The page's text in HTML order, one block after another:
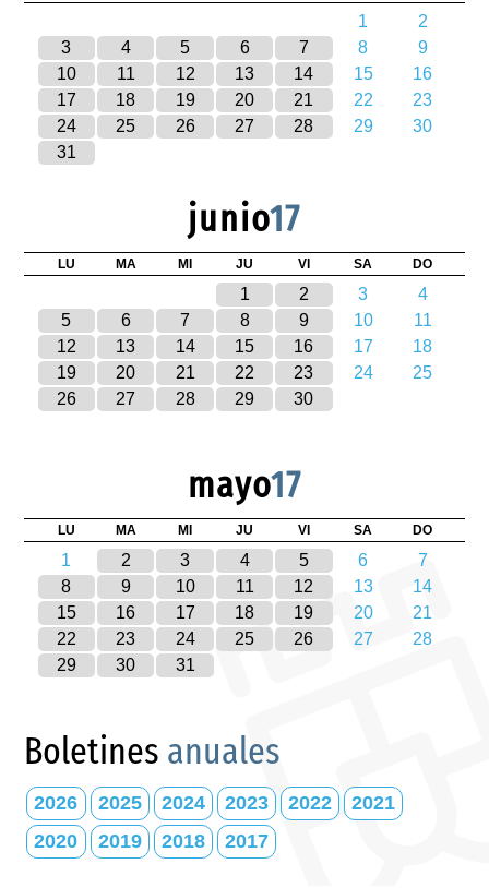
1
2
3
4 5 6 7 8
9
10
11 12 13 14 15
16
17
18 19 20 21 22
23
24
25 26 27 28 29
30
31
junio17
LU MA MI JU VI SA DO
1 2 3
4
5
6 7 8 9 10
11
12
13 14 15 16 17
18
19
20 21 22 23 24
25
26
27 28 29 30
mayo17
LU MA MI JU VI SA DO
1 2 3 4 5 6
7
8
9 10 11 12 13
14
15
16 17 18 19 20
21
22
23 24 25 26 27
28
29
30 31
Boletines anuales
2026 2025 2024 2023 2022
2021
2020
2019 2018 2017